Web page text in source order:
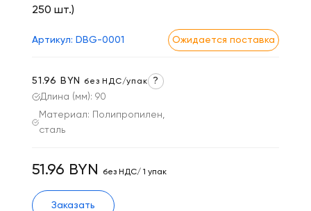
250 шт.)
Артикул: DBG-0001 Ожидается поставка
Длина (мм): 90
Материал: Полипропилен,
сталь
51.96 BYN без НДС/упак ?
51.96 BYN без НДС/ 1 упак
Заказать